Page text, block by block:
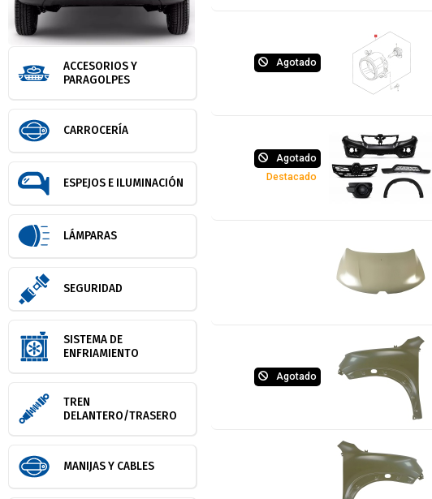
ACCESORIOS Y
PARAGOLPES
CARROCERÍA
ESPEJOS E ILUMINACIÓN
LÁMPARAS
SEGURIDAD
SISTEMA DE
ENFRIAMIENTO
TREN
DELANTERO/TRASERO
MANIJAS Y CABLES
Agotado
Agotado
Destacado
Agotado